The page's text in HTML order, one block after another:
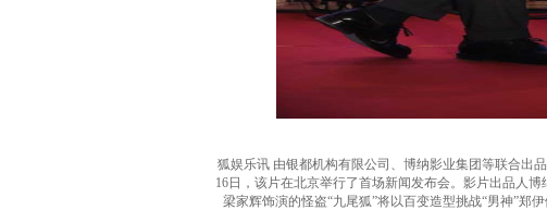
狐娱乐讯 由银都机构有限公司、博纳影业集团等联合出
16日，该片在北京举行了首场新闻发布会。影片出品人
梁家辉饰演的怪盗“九尾狐”将以百变造型挑战“男神”郑